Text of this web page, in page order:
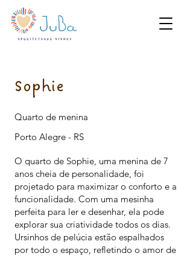
Sophie
Quarto de menina
Porto Alegre - RS
O quarto de Sophie, uma menina de 7
anos cheia de personalidade, foi
projetado para maximizar o conforto e a
funcionalidade. Com uma mesinha
perfeita para ler e desenhar, ela pode
explorar sua criatividade todos os dias.
Ursinhos de pelúcia estão espalhados
por todo o espaço, refletindo o amor de